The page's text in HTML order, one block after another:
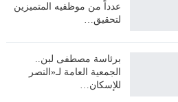
عدداً من موظفيه المتميزين
لتحقيق…
برئاسة مصطفى لبن..
الجمعية العامة لـ«النصر
للإسكان…